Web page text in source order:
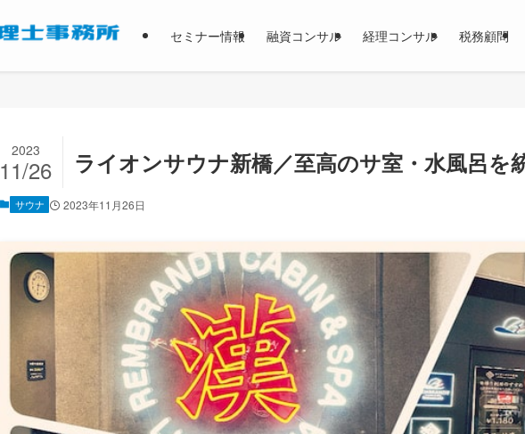
セミナー情報 融資コンサル 経理コンサル 税務顧問
ライオンサウナ新橋／至高のサ室・水風呂を
2023
11/26
サウナ 2023年11月26日